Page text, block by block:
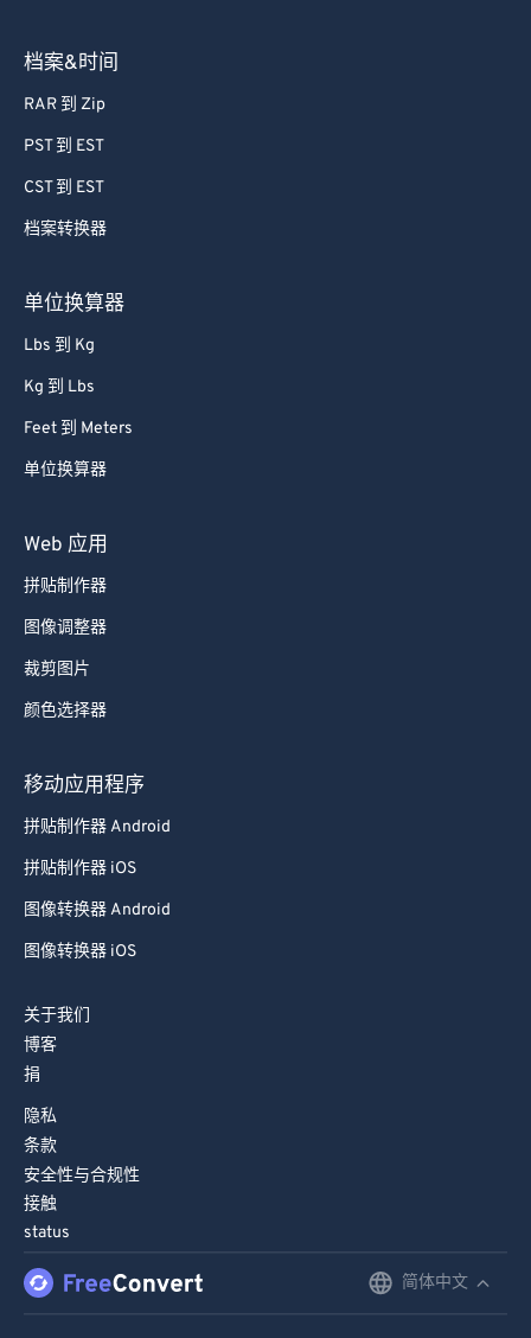
档案&时间
RAR 到 Zip
PST 到 EST
CST 到 EST
档案转换器
单位换算器
Lbs 到 Kg
Kg 到 Lbs
Feet 到 Meters
单位换算器
Web 应用
拼贴制作器
图像调整器
裁剪图片
颜色选择器
移动应用程序
拼贴制作器 Android
拼贴制作器 iOS
图像转换器 Android
图像转换器 iOS
关于我们
博客
捐
隐私
条款
安全性与合规性
接触
status
简体中文